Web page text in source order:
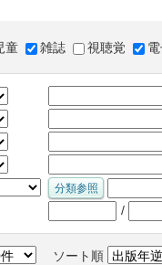
童 雑誌 視聴覚
/
ソート順